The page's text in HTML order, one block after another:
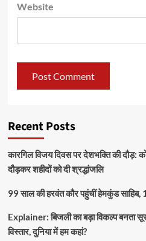
Website
Recent Posts
कारगिल विजय दिवस पर देशभक्ति की दौड़:
दौड़कर शहीदों को दी श्रद्धांजलि
99 साल की हरवंत कौर पहुंचीं हेमकुंड
Explainer: बिजली का बड़ा विकल्प बनता
विस्तार, दुनिया में हम कहां?